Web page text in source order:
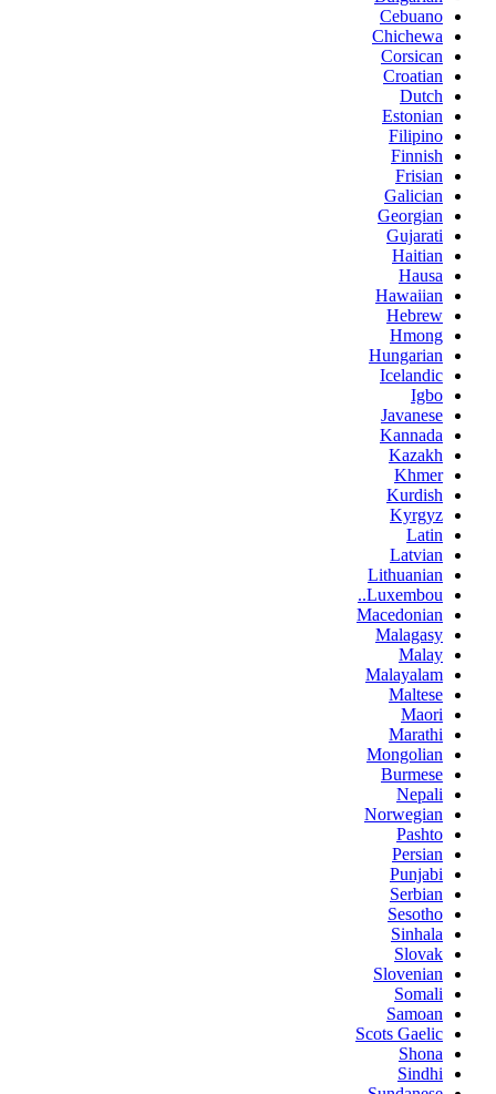
Cebuano
Chichewa
Corsican
Croatian
Dutch
Estonian
Filipino
Finnish
Frisian
Galician
Georgian
Gujarati
Haitian
Hausa
Hawaiian
Hebrew
Hmong
Hungarian
Icelandic
Igbo
Javanese
Kannada
Kazakh
Khmer
Kurdish
Kyrgyz
Latin
Latvian
Lithuanian
Luxembou..
Macedonian
Malagasy
Malay
Malayalam
Maltese
Maori
Marathi
Mongolian
Burmese
Nepali
Norwegian
Pashto
Persian
Punjabi
Serbian
Sesotho
Sinhala
Slovak
Slovenian
Somali
Samoan
Scots Gaelic
Shona
Sindhi